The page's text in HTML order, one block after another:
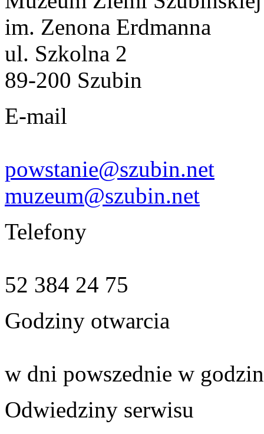
im. Zenona Erdmanna
ul. Szkolna 2
89-200 Szubin
E-mail
powstanie@szubin.net
muzeum@szubin.net
Telefony
52 384 24 75
Godziny otwarcia
w dni powszednie w
Odwiedziny serwisu